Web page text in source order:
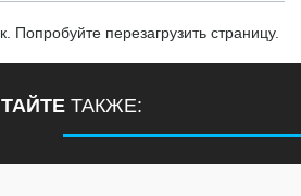
Попробуйте перезагрузить страницу.
ТАКЖЕ: